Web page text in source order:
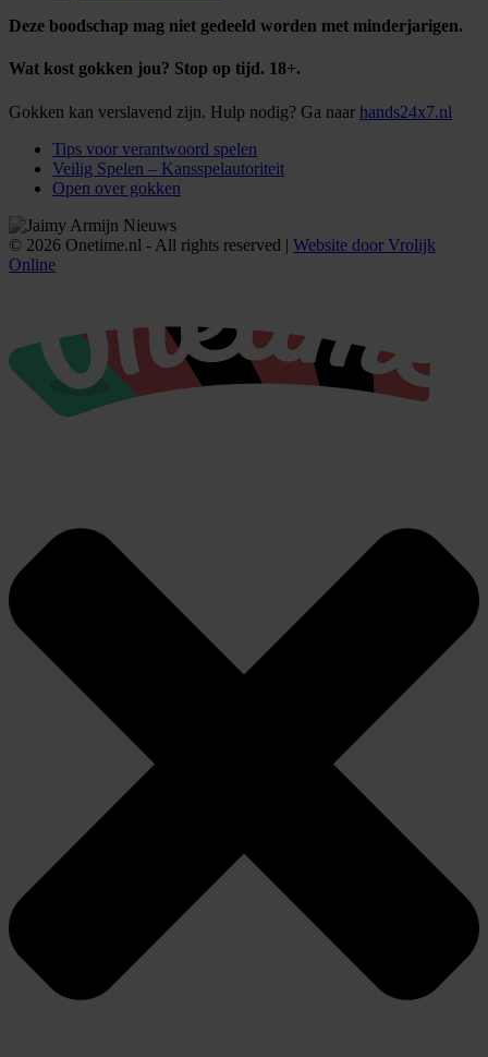
Deze boodschap mag niet gedeeld worden met minderjarigen.
Wat kost gokken jou? Stop op tijd. 18+.
Gokken kan verslavend zijn. Hulp nodig? Ga naar hands24x7.nl
Tips voor verantwoord spelen
Veilig Spelen – Kansspelautoriteit
Open over gokken
© 2026 Onetime.nl - All rights reserved | Website door Vrolijk
Online